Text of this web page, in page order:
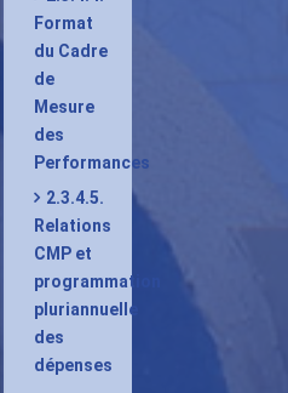
Format
du Cadre
de
Mesure
des
Performances
2.3.4.5.
Relations
CMP et
programmation
pluriannuelle
des
dépenses